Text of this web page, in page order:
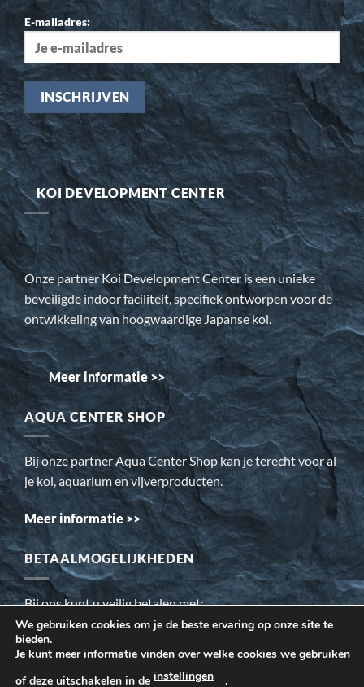
E-mailadres:
KOI DEVELOPMENT CENTER
Onze partner Koi Development Center is een unieke
beveiligde indoor faciliteit, specifiek ontworpen voor de
ontwikkeling van hoogwaardige Japanse koi.
Meer informatie >>
AQUA CENTER SHOP
Bij onze partner Aqua Center Shop kan je terecht voor al
je koi, aquarium en vijverproducten.
Meer informatie >>
BETAALMOGELIJKHEDEN
Bij ons kunt u veilig betalen met:
We gebruiken cookies om je de beste ervaring op onze site te
bieden.
Je kunt meer informatie vinden over welke cookies we gebruiken
of deze uitschakelen in de instellingen .
Wij gebruiken cookies om ervoor te zorgen dat onze website
voor de bezoeker beter werkt. Daarnaast gebruiken wij o.a.